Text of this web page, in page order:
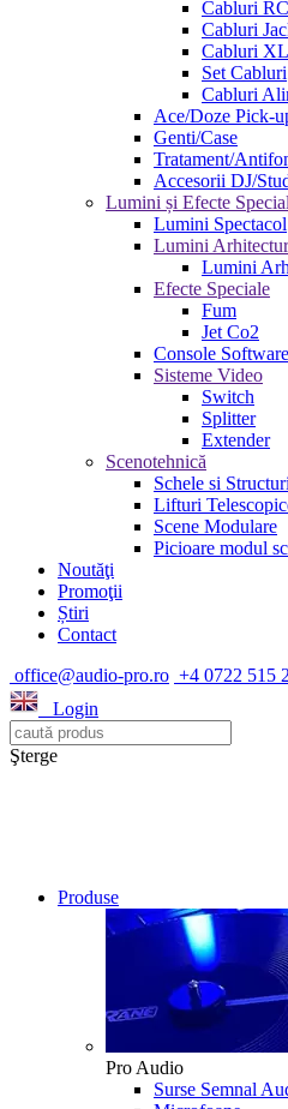
Cabluri
Cabluri
Cabluri
Set Cabluri
Cabluri
Ace/Doze Pick-
Genti/Case
Tratament/
Accesorii DJ/
Lumini și Efecte
Lumini Spectacol
Lumini
Lumini
Efecte Speciale
Fum
Jet Co2
Console
Sisteme Video
Switch
Splitter
Extender
Scenotehnică
Schele si Structuri
Lifturi
Scene Modulare
Picioare modul
Noutăţi
Promoţii
Știri
Contact
office@audio-pro.ro +4 0722 515
Login
Şterge
Produse
Pro Audio
Surse Semnal